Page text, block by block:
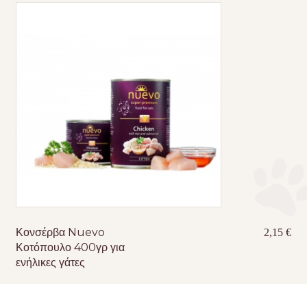
Κονσέρβα Nuevo
Κοτόπουλο 400γρ για
ενήλικες γάτες
2,15€